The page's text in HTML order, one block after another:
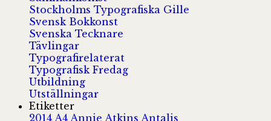
Stockholms Typografiska Gille
Svensk Bokkonst
Svenska Tecknare
Tävlingar
Typografirelaterat
Typografisk Fredag
Utbildning
Utställningar
Etiketter
2014 A4 Annie Atkins Antalis